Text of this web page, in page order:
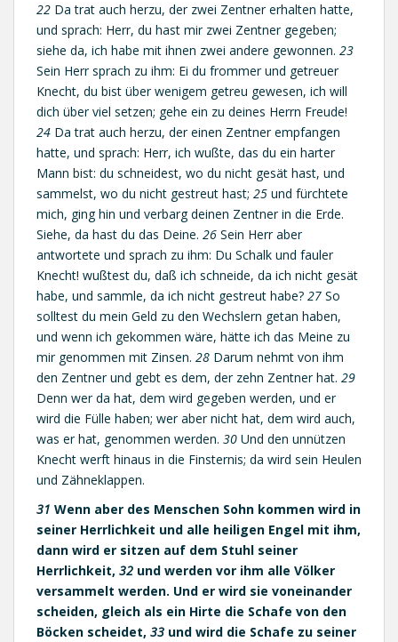
22 Da trat auch herzu, der zwei Zentner erhalten hatte,
und sprach: Herr, du hast mir zwei Zentner gegeben;
siehe da, ich habe mit ihnen zwei andere gewonnen. 23
Sein Herr sprach zu ihm: Ei du frommer und getreuer
Knecht, du bist über wenigem getreu gewesen, ich will
dich über viel setzen; gehe ein zu deines Herrn Freude!
24 Da trat auch herzu, der einen Zentner empfangen
hatte, und sprach: Herr, ich wußte, das du ein harter
Mann bist: du schneidest, wo du nicht gesät hast, und
sammelst, wo du nicht gestreut hast; 25 und fürchtete
mich, ging hin und verbarg deinen Zentner in die Erde.
Siehe, da hast du das Deine. 26 Sein Herr aber
antwortete und sprach zu ihm: Du Schalk und fauler
Knecht! wußtest du, daß ich schneide, da ich nicht gesät
habe, und sammle, da ich nicht gestreut habe? 27 So
solltest du mein Geld zu den Wechslern getan haben,
und wenn ich gekommen wäre, hätte ich das Meine zu
mir genommen mit Zinsen. 28 Darum nehmt von ihm
den Zentner und gebt es dem, der zehn Zentner hat. 29
Denn wer da hat, dem wird gegeben werden, und er
wird die Fülle haben; wer aber nicht hat, dem wird auch,
was er hat, genommen werden. 30 Und den unnützen
Knecht werft hinaus in die Finsternis; da wird sein Heulen
und Zähneklappen.
31 Wenn aber des Menschen Sohn kommen wird in
seiner Herrlichkeit und alle heiligen Engel mit ihm,
dann wird er sitzen auf dem Stuhl seiner
Herrlichkeit, 32 und werden vor ihm alle Völker
versammelt werden. Und er wird sie voneinander
scheiden, gleich als ein Hirte die Schafe von den
Böcken scheidet, 33 und wird die Schafe zu seiner